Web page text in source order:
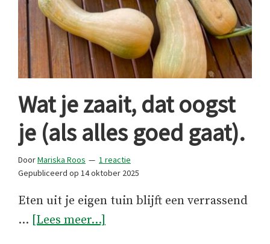
Wat je zaait, dat oogst
je (als alles goed gaat).
DoorMariska Roos
1 reactie
Gepubliceerd op 14 oktober 2025
Eten uit je eigen tuin blijft een verrassend
… [Lees meer...]